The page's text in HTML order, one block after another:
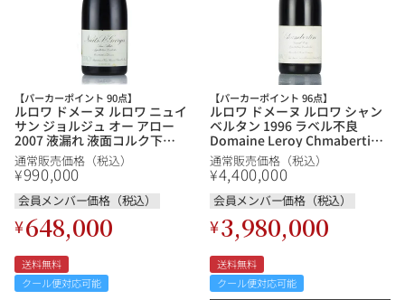
オーパス・ワン
スクリーミング・
イーグル
【パーカーポイント 90点】
ルロワ ドメーヌ ルロワ ニュイ
サン ジョルジュ オー アロー
2007 液漏れ 液面コルク下
3.5cm ラベル不良 Domaine
Leroy Nuits St.Georges Aux
Allots フランス ブルゴーニュ
赤ワイン【ol】
通常販売価格（税込）
¥990,000
会員メンバー価格（税込）
¥648,000
送料無料
クール便対応可能
【パーカーポイント 96点】
ルロワ ドメーヌ ルロワ シャン
ベルタン 1996 ラベル不良
Domaine Leroy Chmabertin
フランス ブルゴーニュ 赤ワイ
ン
通常販売価格（税込）
¥4,400,000
会員メンバー価格（税込）
¥3,980,000
送料無料
クール便対応可能